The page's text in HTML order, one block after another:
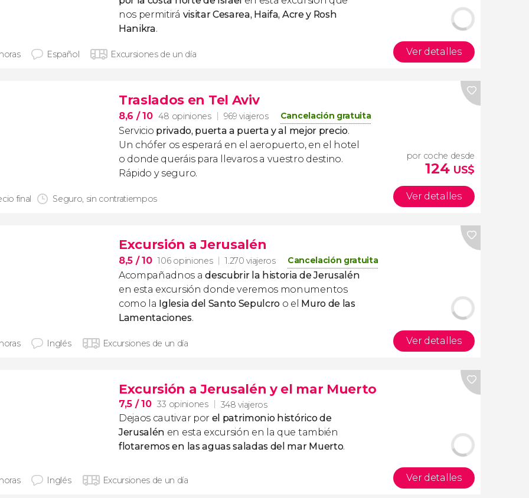
nos permitirá visitar Cesarea, Haifa, Acre y Rosh
Hanikra.
Español Excursiones de un día Ver detalles
Traslados en Tel Aviv
8,6 / 10 48 opiniones 969 viajeros Cancelación gratuita
Servicio privado, puerta a puerta y al mejor precio.
Un chófer os esperará en el aeropuerto, en el hotel
o donde queráis para llevaros a vuestro destino.
Rápido y seguro.
final Seguro, sin contratiempos
por coche desde
124 US$
Ver detalles
Excursión a Jerusalén
8,5 / 10 106 opiniones 1.270 viajeros Cancelación gratuita
Acompañadnos adescubrir la historia de Jerusalén
en esta excursión donde veremos monumentos
como la Iglesia del Santo Sepulcro o el Muro de las
Lamentaciones.
Inglés Excursiones de un día Ver detalles
Excursión a Jerusalén y el mar Muerto
7,5 / 10 33 opiniones 348 viajeros
Dejaos cautivar por el patrimonio histórico de
Jerusalén en esta excursión en la que también
flotaremos en las aguas saladas del mar Muerto.
Inglés Excursiones de un día Ver detalles